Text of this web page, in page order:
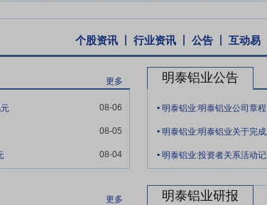
2019年1月14日公告,控股子公司郑州明泰将新建研发办公
个股资讯 行业资讯 公告 互动易
更多
08-06
08-05
08-04
明泰铝业公告
. 明泰铝业:明泰铝业公司章程
. 明泰铝业:明泰铝业关于完
. 明泰铝业:投资者关系活动
更多 明泰铝业研报